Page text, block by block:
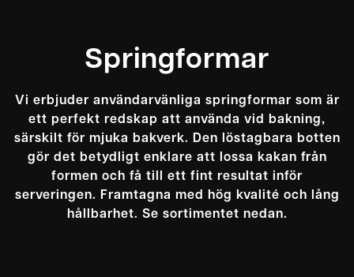
Springformar
Vi erbjuder användarvänliga springformar som är
ett perfekt redskap att använda vid bakning,
särskilt för mjuka bakverk. Den löstagbara botten
gör det betydligt enklare att lossa kakan från
formen och få till ett fint resultat inför
serveringen. Framtagna med hög kvalité och lång
hållbarhet. Se sortimentet nedan.